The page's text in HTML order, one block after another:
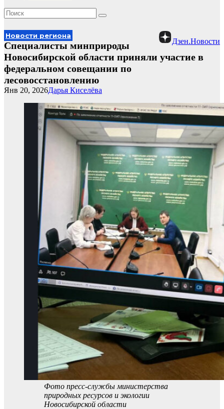
Дзен.Новости
Новости региона
Специалисты минприроды
Новосибирской области приняли участие в
федеральном совещании по
лесовосстановлению
Дарья Киселёва
Янв 20, 2026
Фото пресс-службы министерства
природных ресурсов и экологии
Новосибирской области